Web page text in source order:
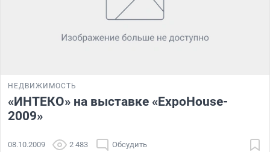
НЕДВИЖИМОСТЬ
«ИНТЕКО» на выставке «ExpoHouse-
2009»
08.10.2009 2 483 Обсудить